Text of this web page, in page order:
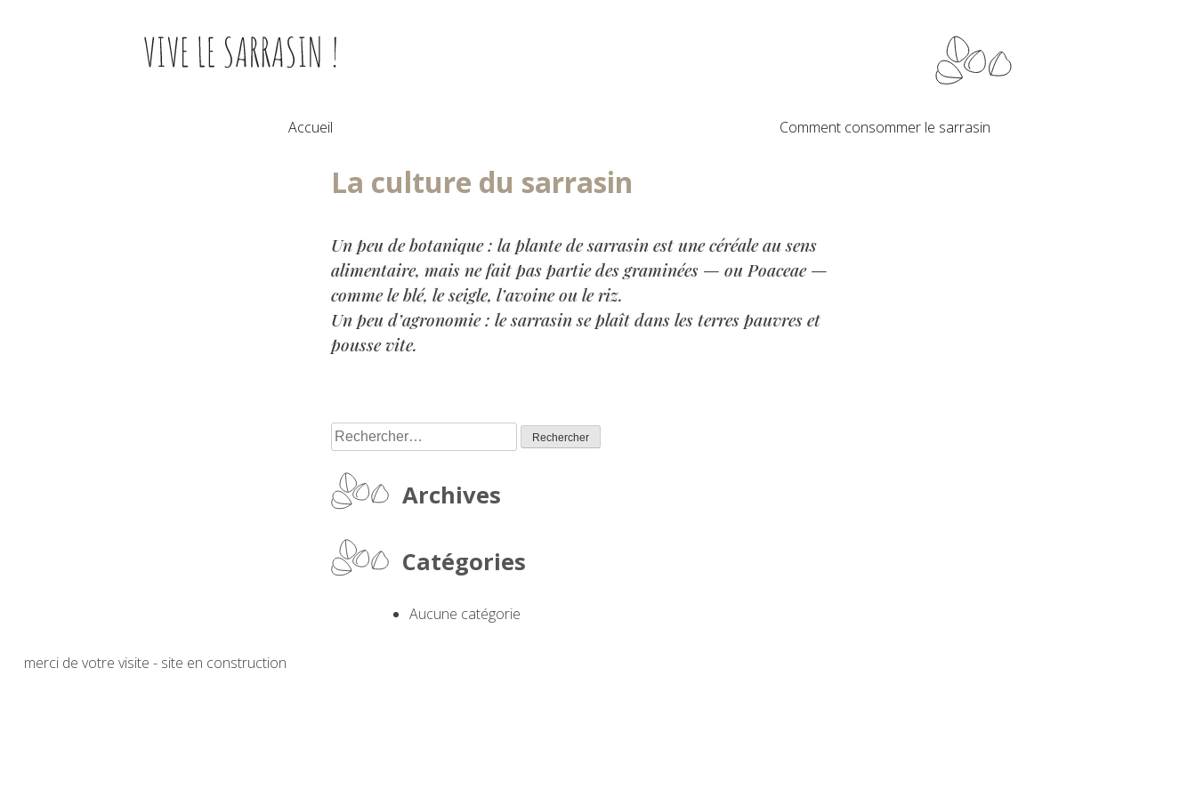
Accueil Comment consommer le sarrasin
La culture du sarrasin
Un peu de botanique : la plante de sarrasin est une céréale au sens
alimentaire, mais ne fait pas partie des graminées — ou Poaceae—
comme le blé, le seigle, l’avoine ou le riz.
Un peu d’agronomie : le sarrasin se plaît dans les terres pauvres et
pousse vite.
Rechercher :
Archives
Catégories
Aucune catégorie
merci de votre visite - site en construction